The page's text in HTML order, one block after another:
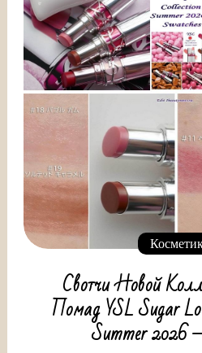
Свотчи Новой
Помад YSL Sugar
Summer 2026